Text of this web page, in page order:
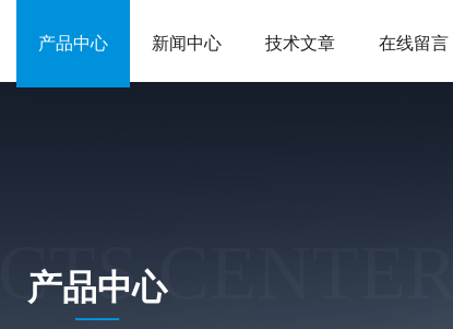
产品中心 新闻中心 技术文章 在线留言
CENTER
产品中心